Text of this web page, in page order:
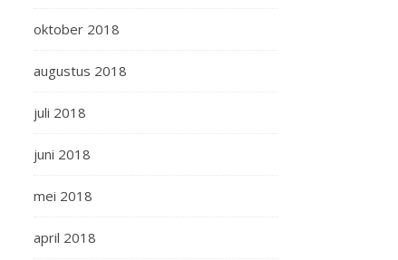
oktober 2018
augustus 2018
juli 2018
juni 2018
mei 2018
april 2018